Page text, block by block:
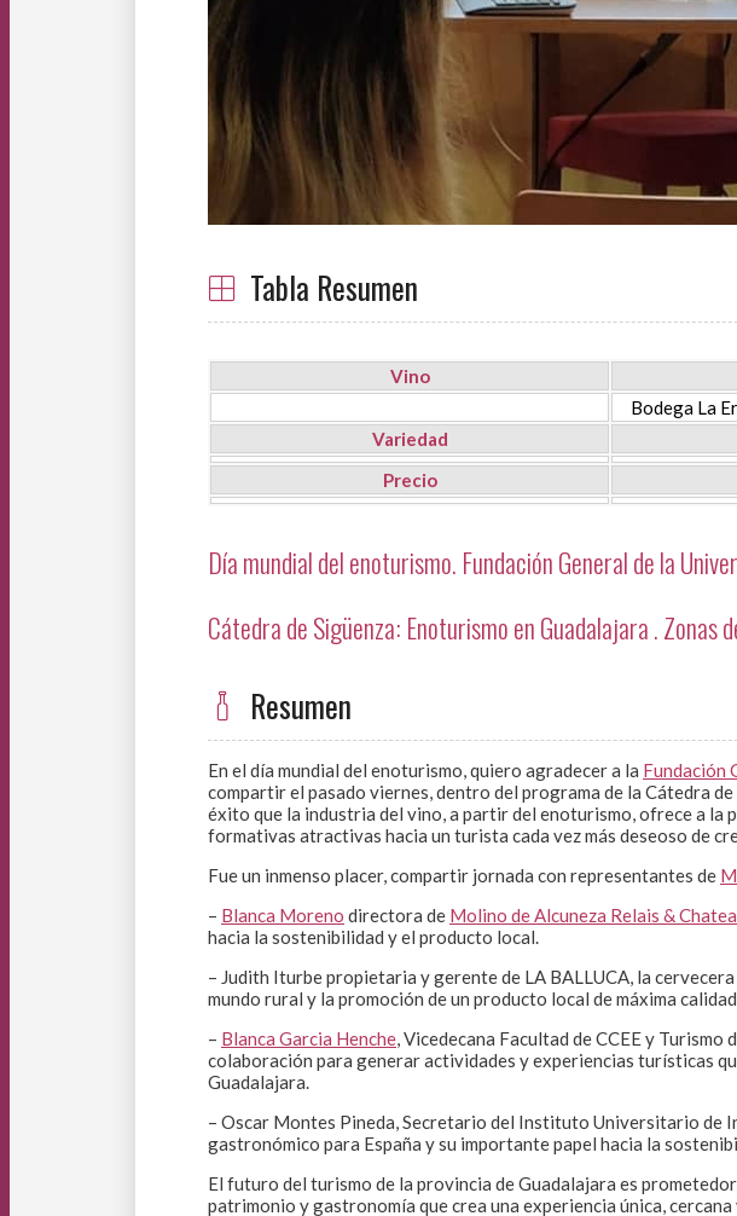
Tabla Resumen
Vino
Bodega La
Variedad
Precio
Día mundial del enoturismo. Fundación General de la
Cátedra de Sigüenza: Enoturismo en Guadalajara .
Resumen
En el día mundial del enoturismo, quiero agradecer a la Fundación
compartir el pasado viernes, dentro del programa de la Cátedra
éxito que la industria del vino, a partir del enoturismo, ofrece a la
formativas atractivas hacia un turista cada vez más deseoso de
Fue un inmenso placer, compartir jornada con representantes de
– Blanca Moreno directora de Molino de Alcuneza Relais &
hacia la sostenibilidad y el producto local.
– Judith Iturbe propietaria y gerente de LA BALLUCA, la
mundo rural y la promoción de un producto local de máxima
– Blanca Garcia Henche, Vicedecana Facultad de CCEE y
colaboración para generar actividades y experiencias turísticas
Guadalajara.
– Oscar Montes Pineda, Secretario del Instituto Universitario de
gastronómico para España y su importante papel hacia la
El futuro del turismo de la provincia de Guadalajara es
patrimonio y gastronomía que crea una experiencia única, cercana